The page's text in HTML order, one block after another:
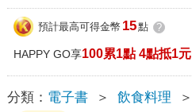
預計最高可得金幣 15點 ?
HAPPY GO享100累1點 4點抵1元
分類： 電子書 ＞ 飲食料理 ＞